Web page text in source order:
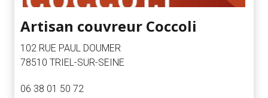
Artisan couvreur Coccoli
102 RUE PAUL DOUMER
78510 TRIEL-SUR-SEINE
06 38 01 50 72